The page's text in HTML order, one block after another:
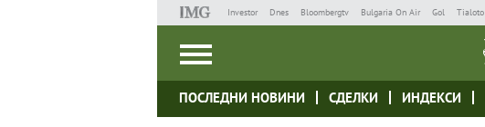
Investor Dnes Bloombergtv Bulgaria On Air Gol Tialoto
ПОСЛЕДНИ НОВИНИ СДЕЛКИ ИНДЕКСИ